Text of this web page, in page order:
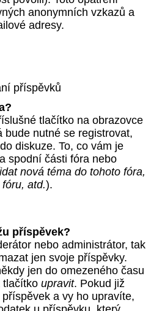
anonymních vzkazů a
adresy.
příspěvků
tlačítko na obrazovce
bude nutné se registrovat,
diskuze. To, co vám je
spodní části fóra nebo
nová téma do tohoto fóra,
atd.).
příspěvek?
nebo administrátor, tak
jen svoje příspěvky.
jen do omezeného času
tlačítko upravit. Pokud již
a vy ho upravíte,